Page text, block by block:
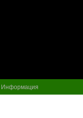
Информация